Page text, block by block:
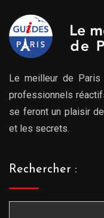
Le meilleur de
professionnels
se feront un plaisir
et les secrets.
Rechercher :